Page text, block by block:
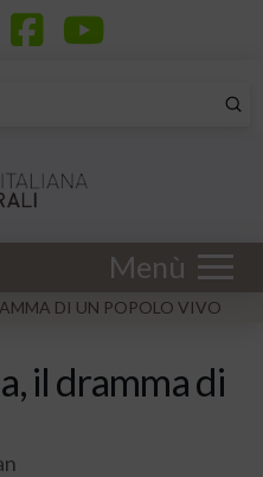
Menù
DI UN POPOLO VIVO
il dramma di